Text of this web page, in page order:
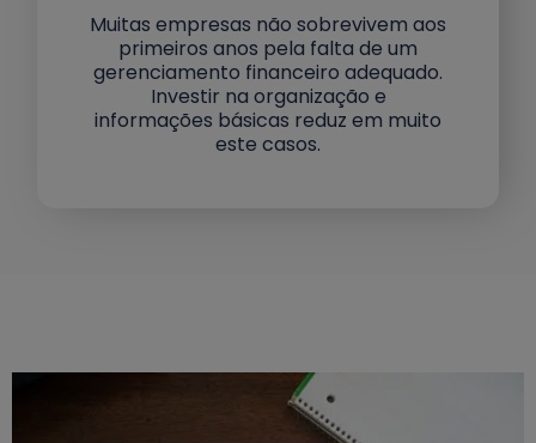
Muitas empresas não sobrevivem aos
primeiros anos pela falta de um
gerenciamento financeiro adequado.
Investir na organização e
informações básicas reduz em muito
este casos.